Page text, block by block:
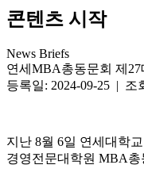
콘텐츠 시작
News Briefs
연세MBA총동문회 제27
등록일: 2024-09-25 | 조
지난 8월 6일 연세대학
경영전문대학원 MBA